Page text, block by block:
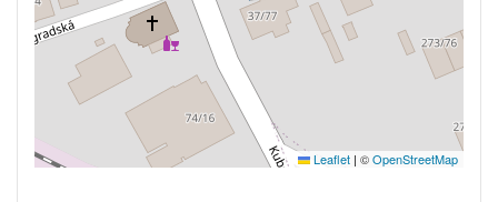
Leaflet | ©OpenStreetMap